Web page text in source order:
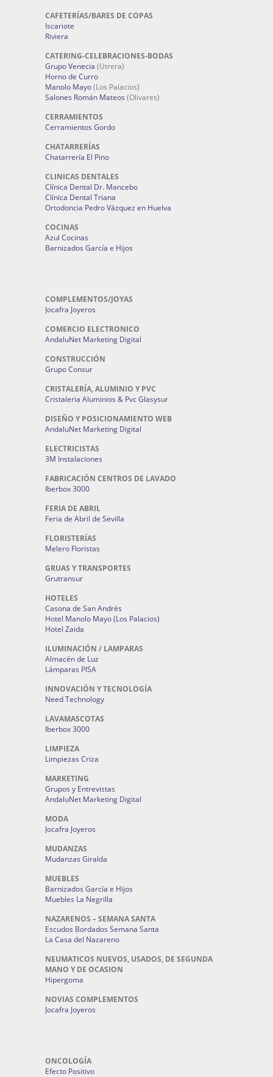
CAFETERÍAS/BARES DE COPAS
Iscariote
Riviera
CATERING-CELEBRACIONES-BODAS
Grupo Venecia (Utrera)
Horno de Curro
Manolo Mayo(Los Palacios)
Salones Román Mateos (Olivares)
CERRAMIENTOS
Cerramientos Gordo
CHATARRERÍAS
Chatarrería El Pino
CLINICAS DENTALES
Clínica Dental Dr. Mancebo
Clínica Dental Triana
Ortodoncia Pedro Vázquez en Huelva
COCINAS
Azul Cocinas
Barnizados García e Hijos
COMPLEMENTOS/JOYAS
Jocafra Joyeros
COMERCIO ELECTRONICO
AndaluNet Marketing Digital
CONSTRUCCIÓN
Grupo Consur
CRISTALERÍA, ALUMINIO Y PVC
Cristaleria Aluminios & Pvc Glasysur
DISEÑO Y POSICIONAMIENTO WEB
AndaluNet Marketing Digital
ELECTRICISTAS
3M Instalaciones
FABRICACIÓN CENTROS DE LAVADO
Iberbox 3000
FERIA DE ABRIL
Feria de Abril de Sevilla
FLORISTERÍAS
Melero Floristas
GRUAS Y TRANSPORTES
Grutransur
HOTELES
Casona de San Andrés
Hotel Manolo Mayo (Los Palacios)
Hotel Zaida
ILUMINACIÓN / LAMPARAS
Almacén de Luz
Lámparas PISA
INNOVACIÓN Y TECNOLOGÍA
Need Technology
LAVAMASCOTAS
Iberbox 3000
LIMPIEZA
Limpiezas Criza
MARKETING
Grupos y Entrevistas
AndaluNet Marketing Digital
MODA
Jocafra Joyeros
MUDANZAS
Mudanzas Giralda
MUEBLES
Barnizados García e Hijos
Muebles La Negrilla
NAZARENOS – SEMANA SANTA
Escudos Bordados Semana Santa
La Casa del Nazareno
NEUMATICOS NUEVOS, USADOS, DE SEGUNDA
MANO Y DE OCASION
Hipergoma
NOVIAS COMPLEMENTOS
Jocafra Joyeros
ONCOLOGÍA
Efecto Positivo